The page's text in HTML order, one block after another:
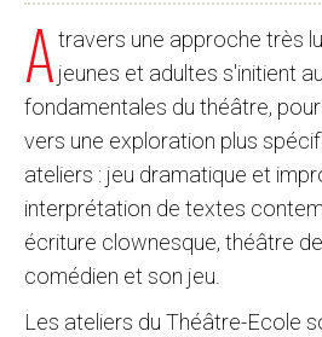
Atravers une approche très
jeunes et adultes s'initient
fondamentales du théâtre,
vers une exploration plus
ateliers : jeu dramatique et
interprétation de textes
écriture clownesque, théâtre
comédien et son jeu.
Les ateliers du Théâtre-Ecole